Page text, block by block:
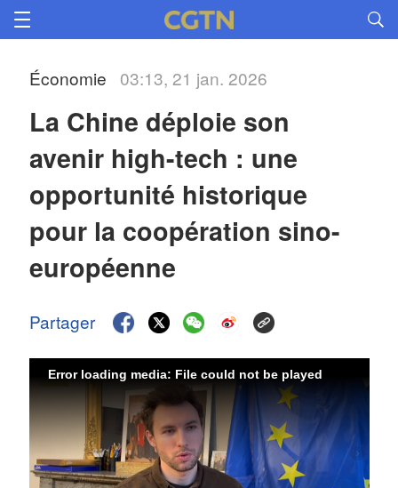
Économie 03:13, 21 jan. 2026
La Chine déploie son
avenir high-tech : une
opportunité historique
pour la coopération sino-
européenne
Partager
Error loading media: File could not be played